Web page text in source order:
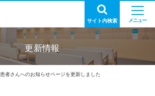
サイト内検索
更新情報
患者さんへのお知らせページを更新しました